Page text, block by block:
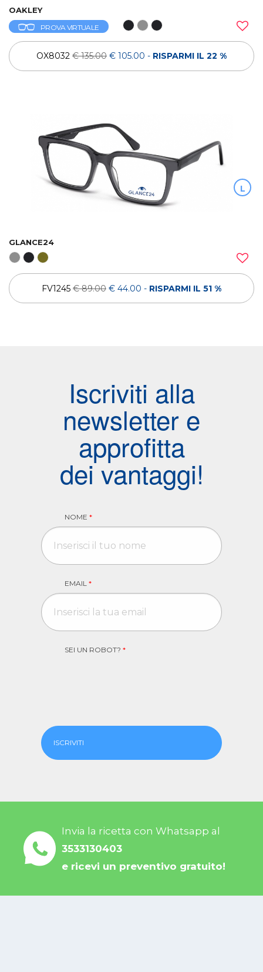
OAKLEY
PROVA VIRTUALE
OX8032 € 135.00 € 105.00 - RISPARMI IL 22 %
L
GLANCE24
FV1245 € 89.00 € 44.00 - RISPARMI IL 51 %
Iscriviti alla
newsletter e
approfitta
dei vantaggi!
NOME *
EMAIL *
SEI UN ROBOT? *
ISCRIVITI
Invia la ricetta con Whatsapp al
3533130403
e ricevi un preventivo gratuito!